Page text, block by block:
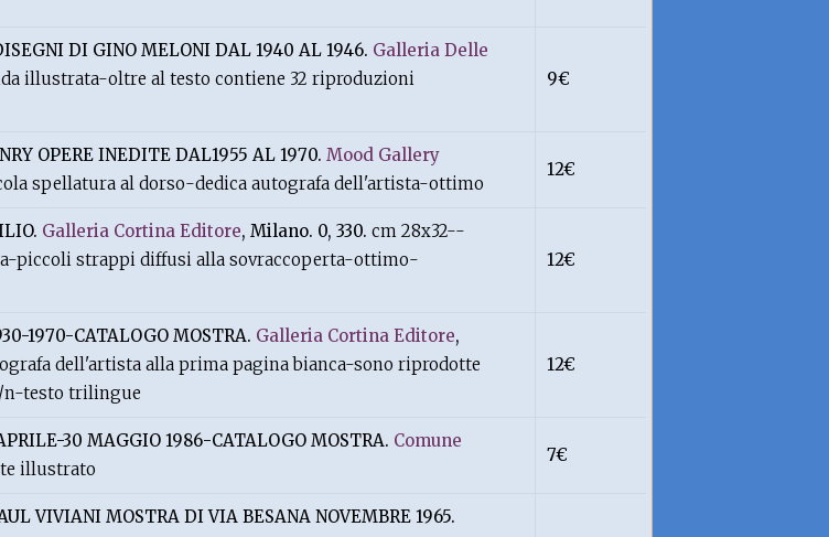
DI GINO MELONI DAL 1940 AL 1946. Galleria Delle
illustrata-oltre al testo contiene 32 riproduzioni
9€
OPERE INEDITE DAL1955 AL 1970. Mood Gallery
spellatura al dorso-dedica autografa dell'artista-ottimo
12€
Galleria Cortina Editore, Milano. 0, 330. cm 28x32--
piccoli strappi diffusi alla sovraccoperta-ottimo-
12€
1970-CATALOGO MOSTRA. Galleria Cortina Editore,
dell'artista alla prima pagina bianca-sono riprodotte
n-testo trilingue
12€
30 MAGGIO 1986-CATALOGO MOSTRA. Comune
illustrato
7€
VIVIANI MOSTRA DI VIA BESANA NOVEMBRE 1965.